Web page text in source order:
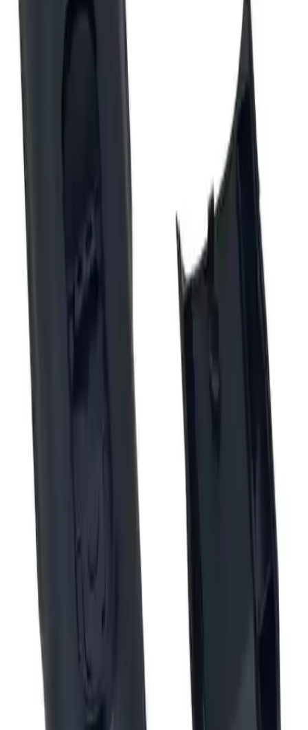
Noktalar
Olumlu yönler teknik olarak açıklanmıştır: plastik kalitesinin iyi
bulunduğu, kitin temel tamirat ihtiyacını karşılayabildiği belirtiliyor.
Olumsuz geribildirimler ise montaj uyumu ve bazı eksik bileşenlerle
ilgilidir. Rapor edilen sıkıntılar şunlardır:
Tam oturmama ve uyum sorunları.
Metal kasnak/levha eksikliği ve tuş içindeki demir parçanın
Plastik yapının sert olması nedeniyle uç çıkarma işleminin
Kablo girişinin dar olması; kabloları kesmeden takamama.
Kilit mekanizmasının güven vermemesi; genel algıda kalite
düşüklüğü ve orijinal parça benzerliğinin düşük olduğu
Avantajlar ve Dezavantajlar
Avantajlar
HEPA filtre ile yüksek düzeyde filtrasyon.
Plastik malzeme kalitesinin olumlu değerlendirildiği yönler.
Temel tamirat işlevini yerine getirebilme.
Montajda uyum problemleri ve dar bölgeler.
Metal geçişlerde zorlanma; bazı parçaların eksik olması.
Vidaların ve buton yayının kutuda olmaması, kilit sorunları.
Kısa Değerlendirme
Teknik açıdan bakıldığında, kit fiyat-performans tercihi için uygun
bir seçenek sunar; ancak
montaj öncesi uyumluluk ve eksik parça
riskleri
dikkate alınmalıdır. Biraz sabır gerekiyor, biraz uğraştırıyor;
ama doğru vida ve küçük tadilatlarla işe yarayabilir.
Pratik not:
Vidaların temini ve montaj öncesi bağlantı noktalarının
kontrolü, beklenmedik uyumsuzlukları azaltır. Malesef bazı
kullanıcılar kilit ve tutuş sorunundan yakınmış.
𝕏
Yorumlar: